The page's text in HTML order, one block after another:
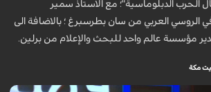
الحرب الدبلوماسية"؛ مع الاستاذ سمير
الروسي العربي من سان بطرسبرغ ؛ بالاضافة الى
مؤسسة عالم واحد للبحث والإعلام من برلين.